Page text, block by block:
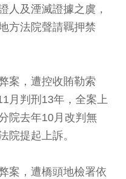
人及湮滅證據之虞，
方法院聲請羈押禁
案，遭控收賄勒索
月判刑13年，全案上
院去年10月改判無
院提起上訴。
案，遭橋頭地檢署依